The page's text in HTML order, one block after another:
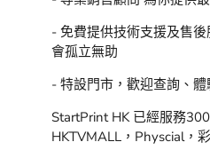
StartPrint HK 為你服務
- 額外折上折! StartPrint
- 專業銷售顧問 為你提供
- 免費提供技術支援及售後
會孤立無助